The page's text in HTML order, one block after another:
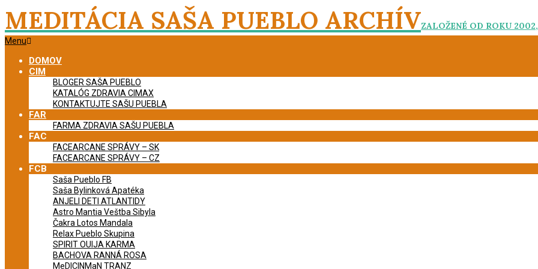
Skip
to
content
MEDITÁCIA SAŠA PUEBLO ARCHÍVZALOŽENÉ OD ROKU
Primary
Menu
Menu
DOMOV
CIM
BLOGER SAŠA PUEBLO
KATALÓG ZDRAVIA CIMAX
KONTAKTUJTE SAŠU PUEBLA
FAR
FARMA ZDRAVIA SAŠU PUEBLA
FAC
FACEARCANE SPRÁVY – SK
FACEARCANE SPRÁVY – CZ
FCB
Saša Pueblo FB
Saša Bylinková Apatéka
ANJELI DETI ATLANTIDY
Astro Mantia Veštba Sibyla
Čakra Lotos Mandala
Relax Pueblo Skupina
SPIRIT OUIJA KARMA
BACHOVA RANNÁ ROSA
MeDICINMaN TRANZ